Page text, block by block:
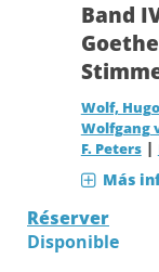
Band
Wolf, Hugo
Wolfgang
F. Peters|
Más
Réserver
Disponible